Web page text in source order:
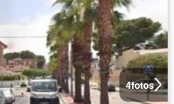
4fotos